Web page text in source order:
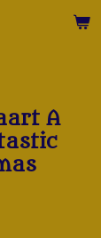
A